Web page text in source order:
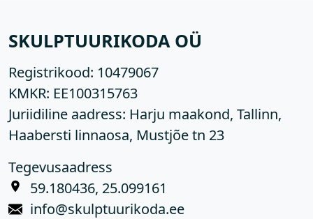
SKULPTUURIKODA OÜ
Registrikood: 10479067
KMKR: EE100315763
Juriidiline aadress: Harju maakond, Tallinn,
Haabersti linnaosa, Mustjõe tn 23
Tegevusaadress
59.180436, 25.099161
info@skulptuurikoda.ee